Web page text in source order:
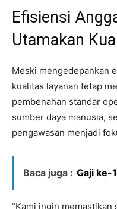
Efisiensi
Utamakan
Meski mengedepankan
kualitas layanan tetap
pembenahan standar
sumber daya manusia,
pengawasan menjadi
Baca juga : Gaji ke-
“Kami ingin